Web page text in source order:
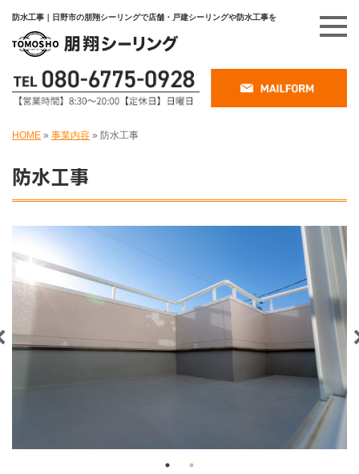
防水工事｜日野市の朋翔シーリングで店舗・戸建シーリングや防水工事を
HOME » 事業内容 » 防水工事
防水工事